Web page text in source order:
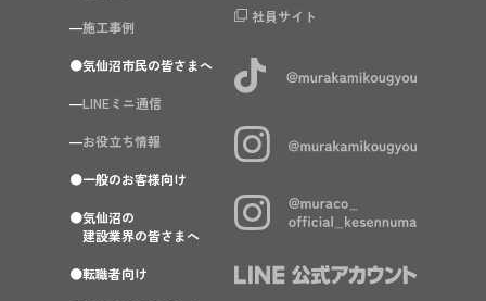
施工事例
気仙沼市民の皆さまへ
LINEミニ通信
お役立ち情報
一般のお客様向け
気仙沼の
建設業界の皆さまへ
転職者向け
社員サイト